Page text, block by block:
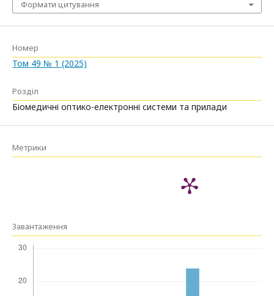
Формати цитування
Номер
Том 49 № 1 (2025)
Розділ
Біомедичні оптико-електронні системи та прилади
Метрики
Завантаження